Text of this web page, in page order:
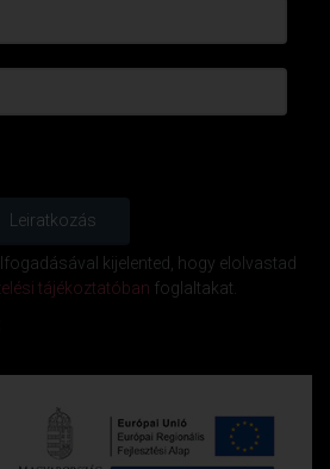
kijelented, hogy elolvastad
tájékoztatóban foglaltakat.